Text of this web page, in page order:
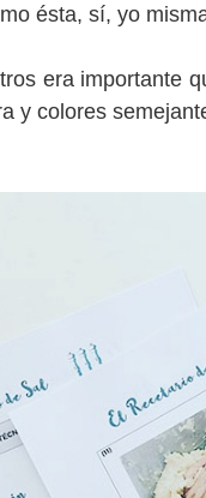
ésta, sí, yo
era importante
y colores